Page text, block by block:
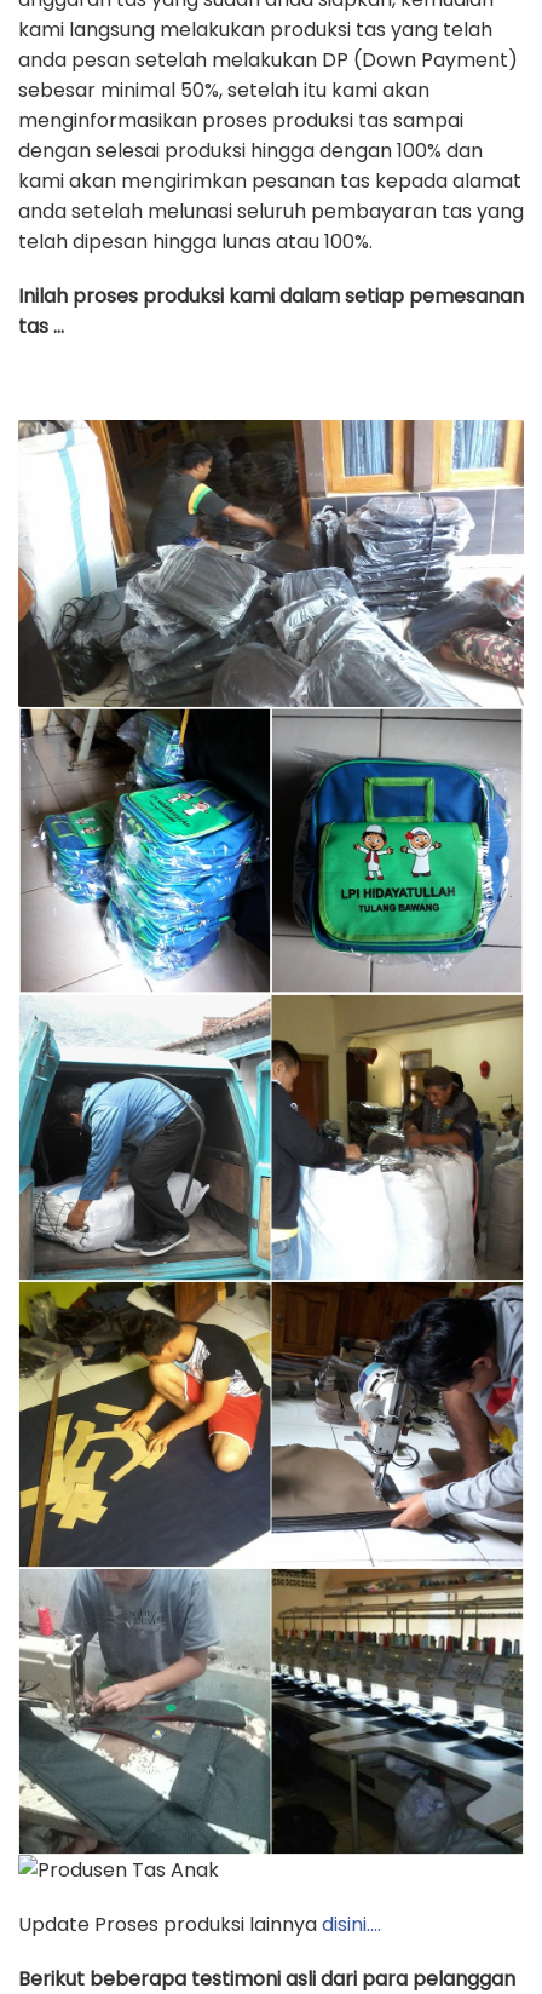
kami langsung melakukan produksi tas yang telah
anda pesan setelah melakukan DP (Down Payment)
sebesar minimal 50%, setelah itu kami akan
menginformasikan proses produksi tas sampai
dengan selesai produksi hingga dengan 100% dan
kami akan mengirimkan pesanan tas kepada alamat
anda setelah melunasi seluruh pembayaran tas yang
telah dipesan hingga lunas atau 100%.
Inilah proses produksi kami dalam setiap pemesanan
tas …
Update Proses produksi lainnyadisini….
Berikut beberapa testimoni asli dari para pelanggan